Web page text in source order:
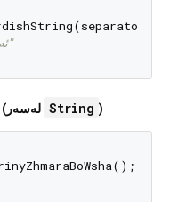
// ئەنجام: "نۆ سەد و نەوەد و نۆ"
String )